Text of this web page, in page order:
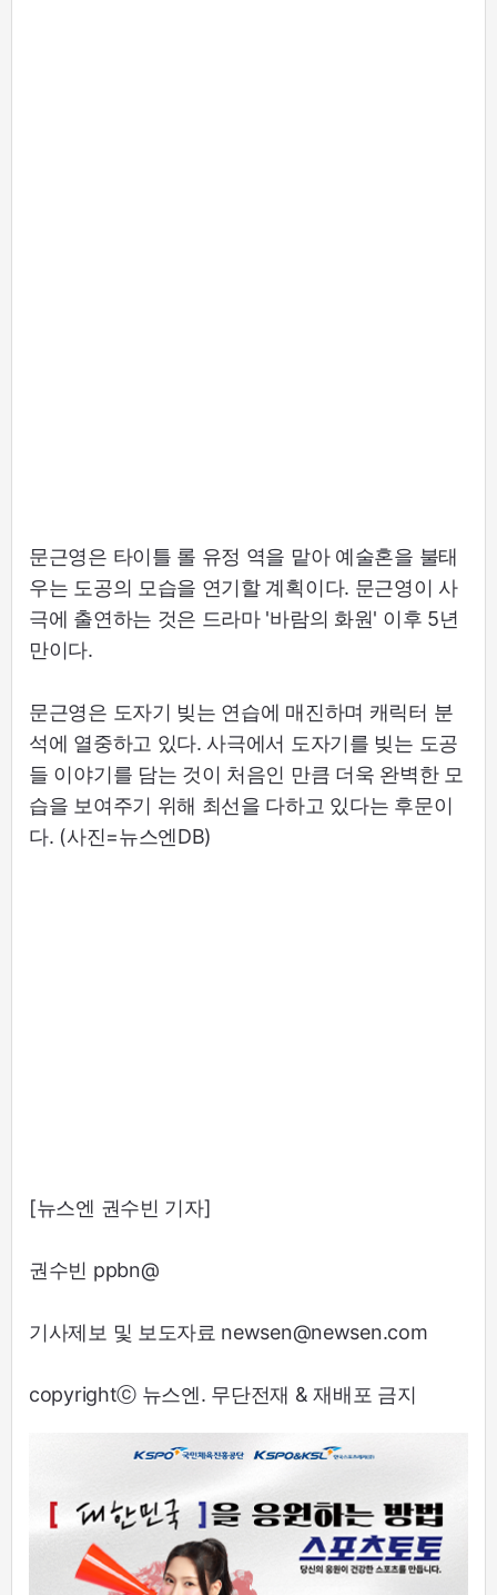
문근영은 타이틀 롤 유정 역을 맡아 예술혼을 불태
우는 도공의 모습을 연기할 계획이다. 문근영이 사
극에 출연하는 것은 드라마 '바람의 화원' 이후 5년
만이다.
문근영은 도자기 빚는 연습에 매진하며 캐릭터 분
석에 열중하고 있다. 사극에서 도자기를 빚는 도공
들 이야기를 담는 것이 처음인 만큼 더욱 완벽한 모
습을 보여주기 위해 최선을 다하고 있다는 후문이
다. (사진=뉴스엔DB)
[뉴스엔 권수빈 기자]
권수빈 ppbn@
기사제보 및 보도자료 newsen@newsen.com
copyrightⓒ 뉴스엔. 무단전재 & 재배포 금지